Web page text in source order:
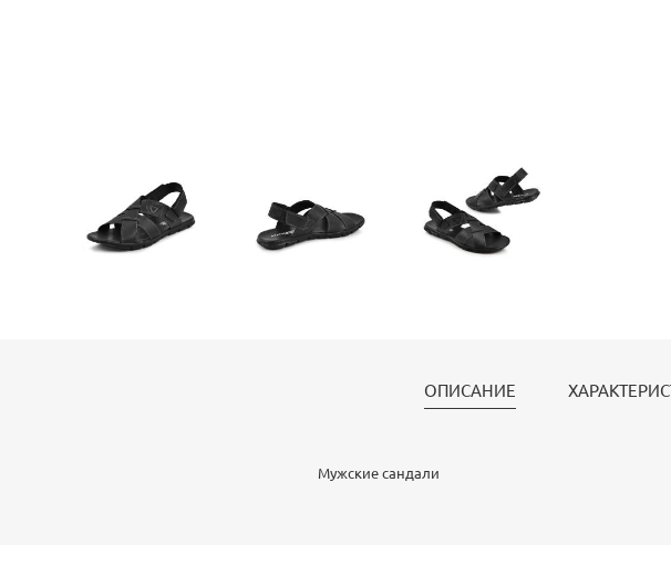
ОПИСАНИЕ
Мужские сандали